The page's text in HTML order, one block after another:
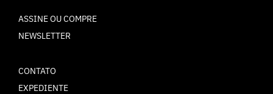
ASSINE OU COMPRE
NEWSLETTER
CONTATO
EXPEDIENTE